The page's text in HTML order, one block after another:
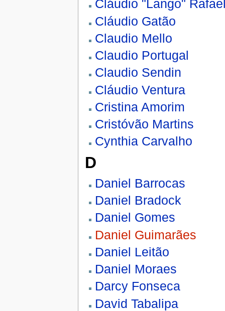
Cláudio "Lango"
Cláudio Gatão
Claudio Mello
Claudio Portugal
Claudio Sendin
Cláudio Ventura
Cristina Amorim
Cristóvão Martins
Cynthia Carvalho
D
Daniel Barrocas
Daniel Bradock
Daniel Gomes
Daniel Guimarães
Daniel Leitão
Daniel Moraes
Darcy Fonseca
David Tabalipa